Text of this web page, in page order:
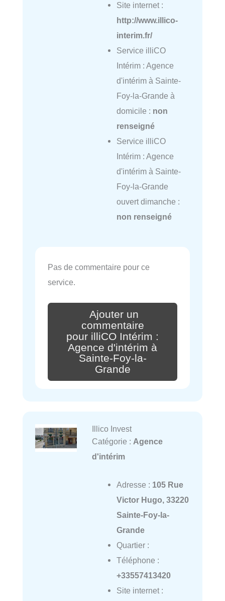
Site internet :
http://www.illico-
interim.fr/
Service illiCO
Intérim : Agence
d'intérim à Sainte-
Foy-la-Grande à
domicile : non
renseigné
Service illiCO
Intérim : Agence
d'intérim à Sainte-
Foy-la-Grande
ouvert dimanche :
non renseigné
Pas de commentaire pour ce
service.
Ajouter un
commentaire
pour illiCO Intérim :
Agence d'intérim à
Sainte-Foy-la-
Grande
Illico Invest
Catégorie : Agence
d'intérim
Adresse : 105 Rue
Victor Hugo, 33220
Sainte-Foy-la-
Grande
Quartier :
Téléphone :
+33557413420
Site internet :